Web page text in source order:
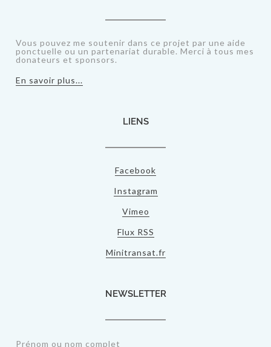
Vous pouvez me soutenir dans ce projet par une aide
ponctuelle ou un partenariat durable. Merci à tous mes
donateurs et sponsors.
En savoir plus...
LIENS
Facebook
Instagram
Vimeo
Flux RSS
Minitransat.fr
NEWSLETTER
Prénom ou nom complet